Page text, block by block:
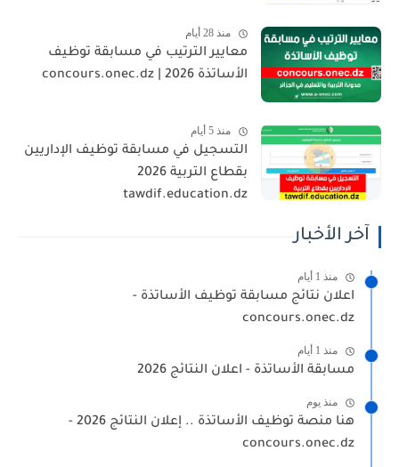
منذ 28 أيام
معايير الترتيب في مسابقة توظيف
الأساتذة 2026 | concours.onec.dz
منذ 5 أيام
التسجيل في مسابقة توظيف الإداريين
بقطاع التربية 2026
tawdif.education.dz
آخر الأخبار
منذ 1 أيام
اعلان نتائج مسابقة توظيف الأساتذة -
concours.onec.dz
منذ 1 أيام
مسابقة الأساتذة - اعلان النتائج 2026
منذ يوم
هنا منصة توظيف الأساتذة .. إعلان النتائج 2026 -
concours.onec.dz